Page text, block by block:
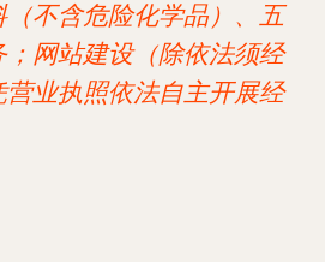
不含危险化学品）、五
网站建设（除依法须经
业执照依法自主开展经